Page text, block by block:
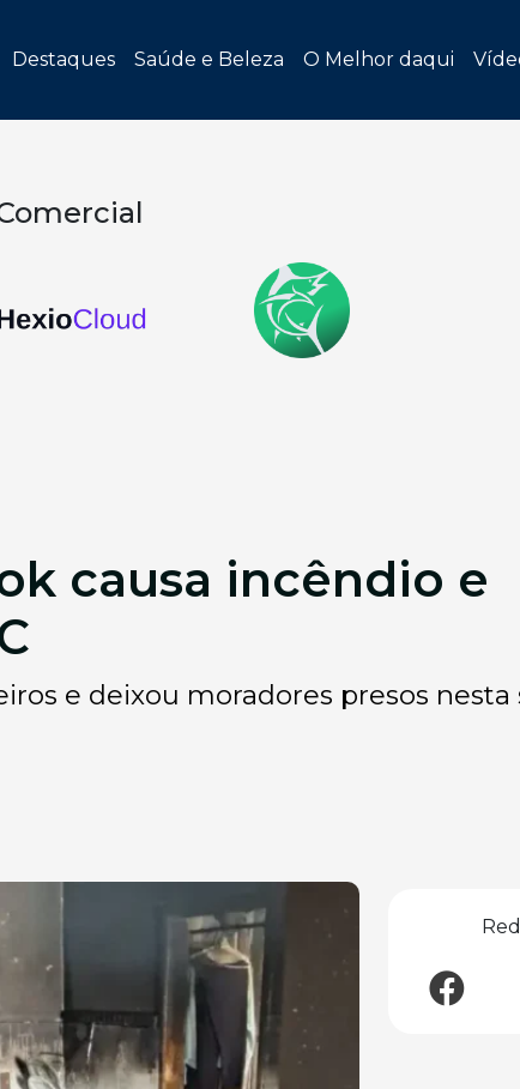
Destaques Saúde e Beleza O Melhor daqui
causa incêndio e
e deixou moradores presos nesta